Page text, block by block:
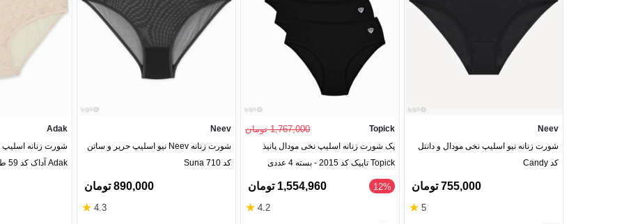
Neev
شورت زنانه نیو اسلیپ نخی مودال و دانتل
کد Candy
755,000 تومان
5
★
Topick 1,767,000 تومان
پک شورت زنانه اسلیپ نخی مودال پانیذ
Topick تاپیک کد 2015 - بسته 4 عددی
‎12% 1,554,960 تومان
4.2
★
Neev
شورت زنانه Neev نیو اسلیپ حریر و ساتن
کد Suna 710
890,000 تومان
4.3
★
Adak
شورت زنانه اسلیپ
Adak آداک کد 59 طرح گل ریز